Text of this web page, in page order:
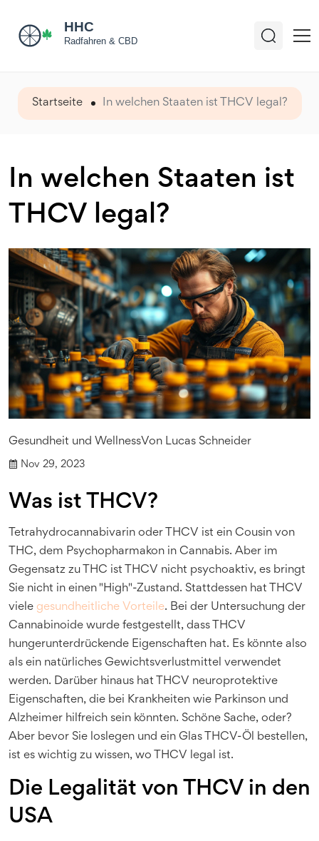
Startseite In welchen Staaten ist THCV legal?
In welchen Staaten ist
THCV legal?
Gesundheit und WellnessVon Lucas Schneider
Nov 29, 2023
Was ist THCV?
Tetrahydrocannabivarin oder THCV ist ein Cousin von
THC, dem Psychopharmakon in Cannabis. Aber im
Gegensatz zu THC ist THCV nicht psychoaktiv, es bringt
Sie nicht in einen "High"-Zustand. Stattdessen hat THCV
viele gesundheitliche Vorteile. Bei der Untersuchung der
Cannabinoide wurde festgestellt, dass THCV
hungerunterdrückende Eigenschaften hat. Es könnte also
als ein natürliches Gewichtsverlustmittel verwendet
werden. Darüber hinaus hat THCV neuroprotektive
Eigenschaften, die bei Krankheiten wie Parkinson und
Alzheimer hilfreich sein könnten. Schöne Sache, oder?
Aber bevor Sie loslegen und ein Glas THCV-Öl bestellen,
ist es wichtig zu wissen, wo THCV legal ist.
Die Legalität von THCV in den
USA